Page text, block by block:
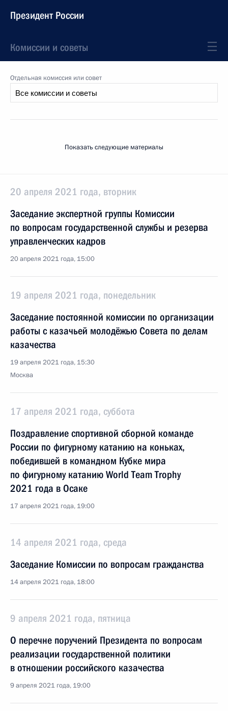
Президент России
Комиссии и советы
Отдельная комиссия или совет
Показать следующие материалы
20 апреля 2021 года, вторник
Заседание экспертной группы Комиссии
по вопросам государственной службы и резерва
управленческих кадров
20 апреля 2021 года, 15:00
19 апреля 2021 года, понедельник
Заседание постоянной комиссии по организации
работы с казачьей молодёжью Совета по делам
казачества
19 апреля 2021 года, 15:30
Москва
17 апреля 2021 года, суббота
Поздравление спортивной сборной команде
России по фигурному катанию на коньках,
победившей в командном Кубке мира
по фигурному катанию World Team Trophy
2021 года в Осаке
17 апреля 2021 года, 19:00
14 апреля 2021 года, среда
Заседание Комиссии по вопросам гражданства
14 апреля 2021 года, 18:00
9 апреля 2021 года, пятница
О перечне поручений Президента по вопросам
реализации государственной политики
в отношении российского казачества
9 апреля 2021 года, 19:00